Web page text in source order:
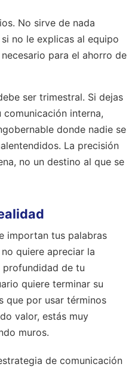
No sirve de nada
no le explicas al equipo
para el ahorro de
ser trimestral. Si dejas
interna,
donde nadie se
La precisión
no un destino al que se
importan tus palabras
quiere apreciar la
de tu
quiere terminar su
que por usar términos
valor, estás muy
muros.
de comunicación